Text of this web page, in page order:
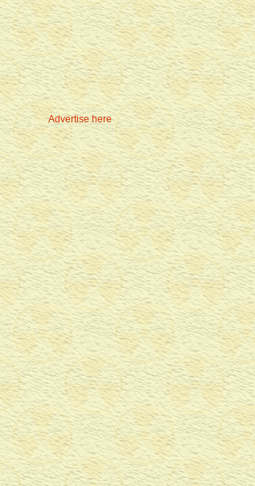
Advertise here